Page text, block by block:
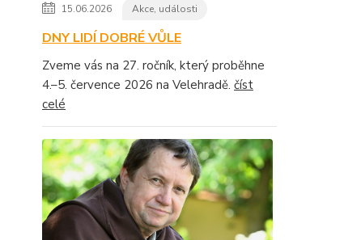
15.06.2026 Akce, události
DNY LIDÍ DOBRÉ VŮLE
Zveme vás na 27. ročník, který proběhne
4.–5. července 2026 na Velehradě. číst
celé